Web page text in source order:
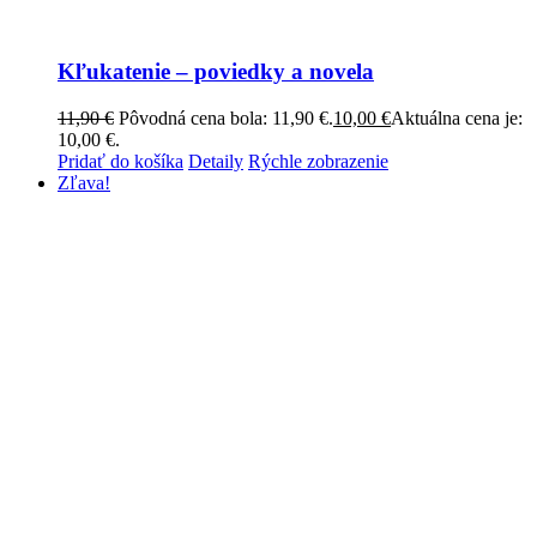
Kľukatenie – poviedky a novela
11,90€ Pôvodná cena bola: 11,90 €.10,00 €Aktuálna cena je:
10,00 €.
Pridať do košíka Detaily Rýchle zobrazenie
Zľava!